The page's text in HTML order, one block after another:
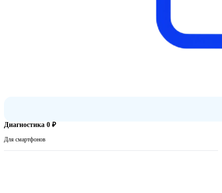
Диагностика 0 ₽
Для смартфонов